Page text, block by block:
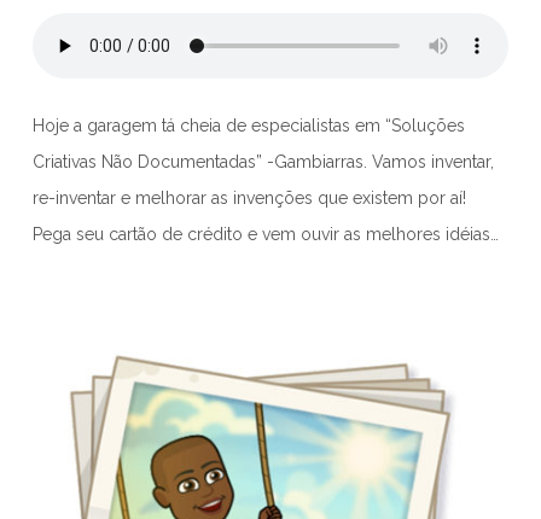
Hoje a garagem tá cheia de especialistas em “Soluções
Criativas Não Documentadas” -Gambiarras. Vamos inventar,
re-inventar e melhorar as invenções que existem por aí!
Pega seu cartão de crédito e vem ouvir as melhores idéias…